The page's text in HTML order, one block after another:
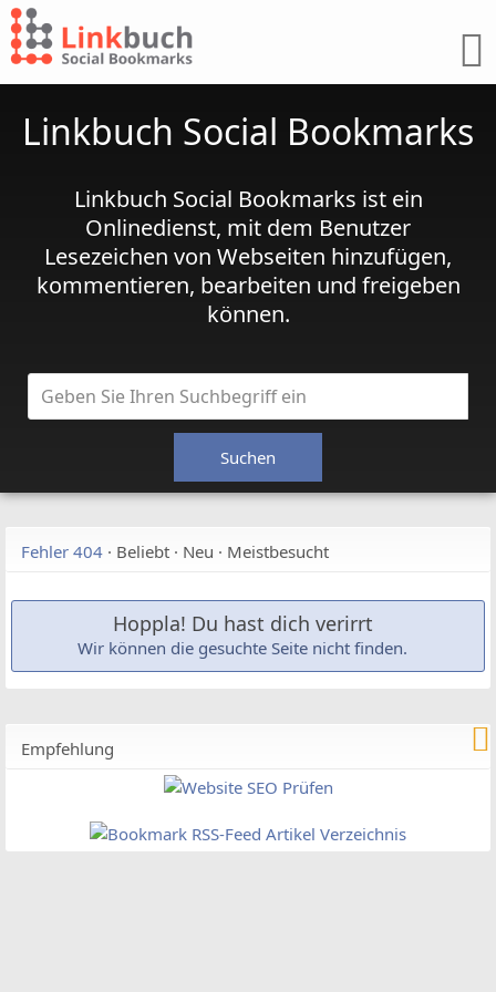
Linkbuch Social Bookmarks
Linkbuch Social Bookmarks ist ein
Onlinedienst, mit dem Benutzer
Lesezeichen von Webseiten hinzufügen,
kommentieren, bearbeiten und freigeben
können.
Fehler 404 · Beliebt · Neu · Meistbesucht
Hoppla! Du hast dich verirrt
Wir können die gesuchte Seite nicht finden.
Empfehlung